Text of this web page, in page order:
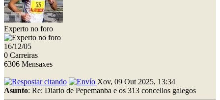
Experto no foro
16/12/05
0 Carreiras
6306 Mensaxes
Xov, 09 Out 2025, 13:34
Asunto: Re: Diario de Pepemanba e os 313 concellos galegos